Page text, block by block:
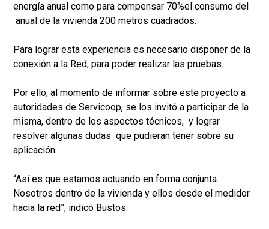
energía anual como para compensar 70%el consumo del
anual de la vivienda 200 metros cuadrados.
Para lograr esta experiencia es necesario disponer de la
conexión a la Red, para poder realizar las pruebas.
Por ello, al momento de informar sobre este proyecto a
autoridades de Servicoop, se los invitó a participar de la
misma, dentro de los aspectos técnicos, y lograr
resolver algunas dudas que pudieran tener sobre su
aplicación.
“Así es que estamos actuando en forma conjunta.
Nosotros dentro de la vivienda y ellos desde el medidor
hacia la red”, indicó Bustos.